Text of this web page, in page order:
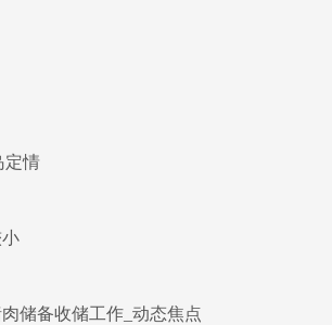
定情
储备收储工作_动态焦点